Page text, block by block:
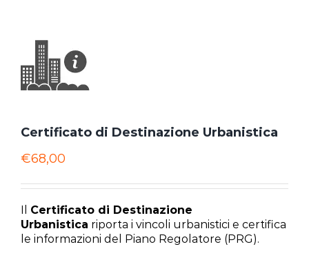
Certificato di Destinazione Urbanistica
€68,00
Certificato di Destinazione
Urbanistica riporta i vincoli urbanistici e certifica
le informazioni del Piano Regolatore (PRG).